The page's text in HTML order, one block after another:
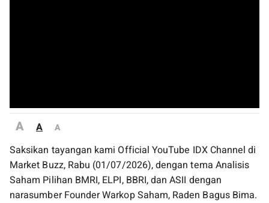
A A A
Saksikan tayangan kami Official YouTube IDX Channel di
Market Buzz, Rabu (01/07/2026), dengan tema Analisis
Saham Pilihan BMRI, ELPI, BBRI, dan ASII dengan
narasumber Founder Warkop Saham, Raden Bagus Bima.